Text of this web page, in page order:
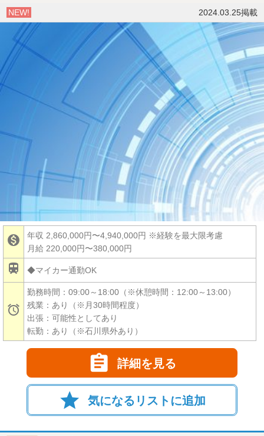
NEW!
2024.03.25掲載
 年収 2,860,000円〜4,940,000円 ※経験を最大限考慮
月給 220,000円〜380,000円
 ◆マイカー通勤OK

勤務時間：09:00～18:00（※休憩時間：12:00～13:00）
残業：あり（※月30時間程度）
出張：可能性としてあり
転勤：あり（※石川県外あり）
 詳細を見る
star 気になるリストに追加